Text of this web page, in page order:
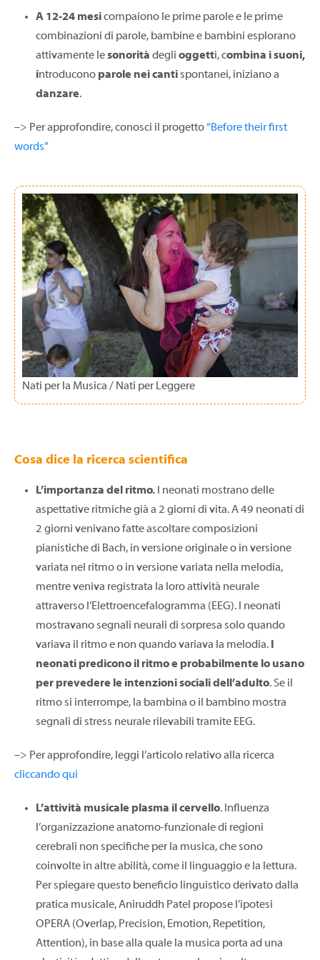
A 12-24 mesicompaiono le prime parole e le prime
combinazioni di parole, bambine e bambini esplorano
attivamente lesonorità degli oggetti, combina i suoni,
introducono parole nei cantispontanei, iniziano a
danzare.
–> Per approfondire, conosci il progetto“Before their first
words”
Nati per la Musica / Nati per Leggere
Cosa dice la ricerca scientifica
L’importanza del ritmo. I neonati mostrano delle
aspettative ritmiche già a 2 giorni di vita. A 49 neonati di
2 giorni venivano fatte ascoltare composizioni
pianistiche di Bach, in versione originale o in versione
variata nel ritmo o in versione variata nella melodia,
mentre veniva registrata la loro attività neurale
attraverso l’Elettroencefalogramma (EEG). I neonati
mostravano segnali neurali di sorpresa solo quando
variava il ritmo e non quando variava la melodia. I
neonati predicono il ritmo e probabilmente lo usano
per prevedere le intenzioni sociali dell’adulto. Se il
ritmo si interrompe, la bambina o il bambino mostra
segnali di stress neurale rilevabili tramite EEG.
–> Per approfondire, leggi l’articolo relativo alla ricerca
cliccando qui
L’attività musicale plasma il cervello. Influenza
l’organizzazione anatomo-funzionale di regioni
cerebrali non specifiche per la musica, che sono
coinvolte in altre abilità, come il linguaggio e la lettura.
Per spiegare questo beneficio linguistico derivato dalla
pratica musicale, Aniruddh Patel propose l’ipotesi
OPERA (Overlap, Precision, Emotion, Repetition,
Attention), in base alla quale la musica porta ad una